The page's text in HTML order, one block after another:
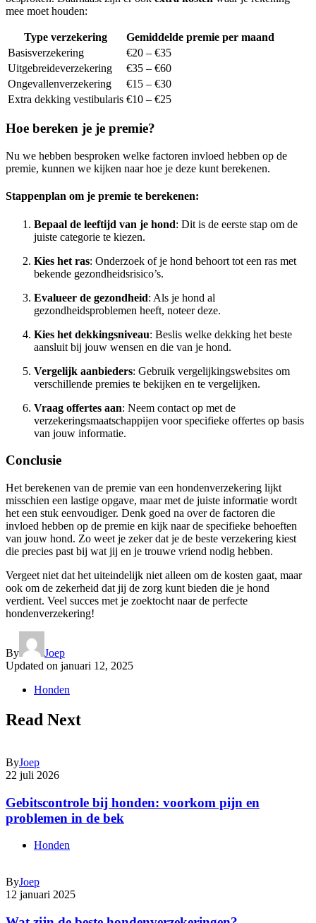
mee moet houden:
Type verzekering
Gemiddelde premie per maand
Basisverzekering
€20 – €35
Uitgebreideverzekering
€35 – €60
Ongevallenverzekering
€15 – €30
Extra dekking vestibularis €10 – €25
Hoe bereken je je premie?
Nu we hebben besproken welke factoren invloed hebben op de
premie, kunnen we kijken naar hoe je deze kunt berekenen.
Stappenplan om je premie te berekenen:
Bepaal de leeftijd van je hond: Dit is de eerste stap om de
juiste categorie te kiezen.
Kies het ras: Onderzoek of je hond behoort tot een ras met
bekende gezondheidsrisico’s.
Evalueer de gezondheid: Als je hond al
gezondheidsproblemen heeft, noteer deze.
Kies het dekkingsniveau: Beslis welke dekking het beste
aansluit bij jouw wensen en die van je hond.
Vergelijk aanbieders: Gebruik vergelijkingswebsites om
verschillende premies te bekijken en te vergelijken.
Vraag offertes aan: Neem contact op met de
verzekeringsmaatschappijen voor specifieke offertes op basis
van jouw informatie.
Conclusie
Het berekenen van de premie van een hondenverzekering lijkt
misschien een lastige opgave, maar met de juiste informatie wordt
het een stuk eenvoudiger. Denk goed na over de factoren die
invloed hebben op de premie en kijk naar de specifieke behoeften
van jouw hond. Zo weet je zeker dat je de beste verzekering kiest
die precies past bij wat jij en je trouwe vriend nodig hebben.
Vergeet niet dat het uiteindelijk niet alleen om de kosten gaat, maar
ook om de zekerheid dat jij de zorg kunt bieden die je hond
verdient. Veel succes met je zoektocht naar de perfecte
hondenverzekering!
By
Joep
Updated on januari 12, 2025
Honden
Read Next
ByJoep
22 juli 2026
Gebitscontrole bij honden: voorkom pijn en
problemen in de bek
Honden
ByJoep
12 januari 2025